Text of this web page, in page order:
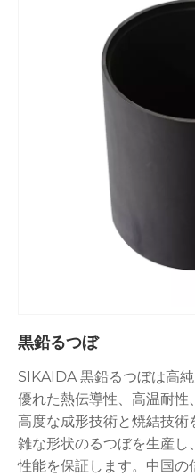
黒鉛るつぼ
SIKAIDA 黒鉛るつぼは高
優れた熱伝導性、高温耐性
高度な成形技術と焼結技
雑な形状のるつぼを生産し
性能を保証します。中国の